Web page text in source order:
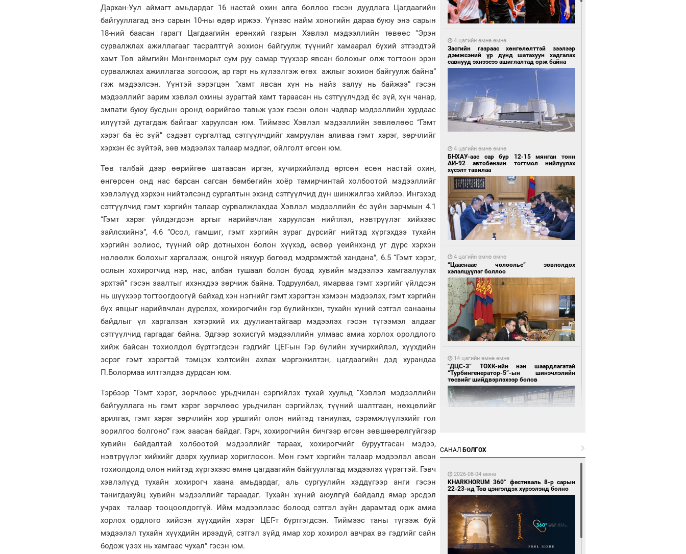
Дархан-Уул аймагт амьдардаг 16 настай охин алга боллоо гэсэн дуудлага Цагдаагийн
байгууллагад энэ сарын 10-ны өдөр иржээ. Үүнээс найм хоногийн дараа буюу энэ сарын
18-ний баасан гарагт Цагдаагийн ерөнхий газрын Хэвлэл мэдээллийн төвөөс “Эрэн
сурвалжлах ажиллагааг тасралтгүй зохион байгуулж түүнийг хамаарал бүхий этгээдтэй
хамт Төв аймгийн Мөнгөнморьт сум руу самар түүхээр явсан болохыг олж тогтоон эрэн
сурвалжлах ажиллагаа зогсоож, ар гэрт нь хүлээлгэж өгөх ажлыг зохион байгуулж байна”
гэж мэдээлсэн. Үүнтэй зэрэгцэн “хамт явсан хүн нь найз залуу нь байжээ” гэсэн
мэдээллийг зарим хэвлэл охины зурагтай хамт тараасан нь сэтгүүлчдэд ёс зүй, хүн чанар,
эмпати буюу бусдын оронд өөрийгөө тавьж үзэх гэсэн олон чадвар мэдээллийн хурдаас
илүүтэй дутагдаж байгааг харуулсан юм. Тиймээс Хэвлэл мэдээллийн зөвлөлөөс “Гэмт
хэрэг ба ёс зүй” сэдэвт сургалтад сэтгүүлчдийг хамруулан аливаа гэмт хэрэг, зөрчлийг
хэрхэн ёс зүйтэй, зөв мэдээлэх талаар мэдлэг, ойлголт өгсөн юм.
Төв талбай дээр өөрийгөө шатаасан иргэн, хүчирхийлэлд өртсөн есөн настай охин,
өнгөрсөн онд нас барсан сагсан бөмбөгийн хоёр тамирчинтай холбоотой мэдээллийг
хэвлэлүүд хэрхэн нийтэлсэнд сургалтын эхэнд сэтгүүлчид дүн шинжилгээ хийлээ. Ингэхэд
сэтгүүлчид гэмт хэргийн талаар сурвалжлахдаа Хэвлэл мэдээллийн ёс зүйн зарчмын 4.1
“Гэмт хэрэг үйлдэгдсэн аргыг нарийвчлан харуулсан нийтлэл, нэвтрүүлэг хийхээс
зайлсхийнэ”, 4.6 “Осол, гамшиг, гэмт хэргийн зураг дүрсийг нийтэд хүргэхдээ тухайн
хэргийн золиос, түүний ойр дотныхон болон хүүхэд, өсвөр үеийнхэнд уг дүрс хэрхэн
нөлөөлж болохыг харгалзаж, онцгой няхуур бөгөөд мэдрэмжтэй хандана”, 6.5 “Гэмт хэрэг,
ослын хохирогчид нэр, нас, албан тушаал болон бусад хувийн мэдээлээ хамгаалуулах
эрхтэй” гэсэн заалтыг ихэнхдээ зөрчиж байна. Тодруулбал, ямарваа гэмт хэргийг үйлдсэн
нь шүүхээр тогтоогдоогүй байхад хэн нэгнийг гэмт хэрэгтэн хэмээн мэдээлэх, гэмт хэргийн
бүх явцыг нарийвчлан дүрслэх, хохирогчийн гэр бүлийнхэн, тухайн хүний сэтгэл санааны
байдлыг үл харгалзан хэтэрхий их дуулиантайгаар мэдээлэх гэсэн түгээмэл алдааг
сэтгүүлчид гаргадаг байна. Эдгээр зохисгүй мэдээллийн улмаас амиа хорлох оролдлого
хийж байсан тохиолдол бүртгэгдсэн гэдгийг ЦЕГ-ын Гэр бүлийн хүчирхийлэл, хүүхдийн
эсрэг гэмт хэрэгтэй тэмцэх хэлтсийн ахлах мэргэжилтэн, цагдаагийн дэд хурандаа
П.Болормаа илтгэлдээ дурдсан юм.
Тэрбээр “Гэмт хэрэг, зөрчлөөс урьдчилан сэргийлэх тухай хуульд “Хэвлэл мэдээллийн
байгууллага нь гэмт хэрэг зөрчлөөс урьдчилан сэргийлэх, түүний шалтгаан, нөхцөлийг
арилгах, гэмт хэрэг зөрчлийн хор уршгийг олон нийтэд таниулах, сэрэмжлүүлэхийг гол
зорилгоо болгоно” гэж заасан байдаг. Гэрч, хохирогчийн бичгээр өгсөн зөвшөөрөлгүйгээр
хувийн байдалтай холбоотой мэдээллийг тараах, хохирогчийг буруутгасан мэдээ,
нэвтрүүлэг хийхийг дээрх хуулиар хориглосон. Мөн гэмт хэргийн талаар мэдээлэл авсан
тохиолдолд олон нийтэд хүргэхээс өмнө цагдаагийн байгууллагад мэдээлэх үүрэгтэй. Гэвч
хэвлэлүүд тухайн хохирогч хаана амьдардаг, аль сургуулийн хэддүгээр анги гэсэн
танигдахуйц хувийн мэдээллийг тараадаг. Тухайн хүний аюулгүй байдалд ямар эрсдэл
учрах талаар тооцоолдоггүй. Ийм мэдээллээс болоод сэтгэл зүйн дарамтад орж амиа
хорлох ордлого хийсэн хүүхдийн хэрэг ЦЕГ-т бүртгэгдсэн. Тиймээс таны түгээж буй
мэдээлэл тухайн хүүхдийн ирээдүй, сэтгэл зүйд ямар хор хохирол авчрах вэ гэдгийг сайн
бодож үзэх нь хамгаас чухал” гэсэн юм.
4 цагийн өмнө өмнө
Засгийн газраас хөнгөлөлттэй зээлээр
дэмжсэний үр дүнд шатахуун хадгалах
савнууд эхнээсээ ашиглалтад орж байна
4 цагийн өмнө өмнө
БНХАУ-аас сар бүр 12-15 мянган тонн
АИ-92 автобензин тогтмол нийлүүлэх
хүсэлт тавилаа
4 цагийн өмнө өмнө
“Цааснаас чөлөөлье” зөвлөлдөх
хэлэлцүүлэг боллоо
14 цагийн өмнө өмнө
"ДЦС-3” ТӨХК-ийн нэн шаардлагатай
“Турбингенератор-5”-ын шинэчлэлийн
төсвийг шийдвэрлэхээр болов
Воллейбол эрэгтэйчүүдийн шигшээ баг А
хэсгийг тэргүүллээ
САНАЛ БОЛГОХ
2026-08-04 өмнө
KHARKHORUM 360° фестиваль 8-р сарын
22-23-нд Төв цэнгэлдэх хүрээлэнд болно